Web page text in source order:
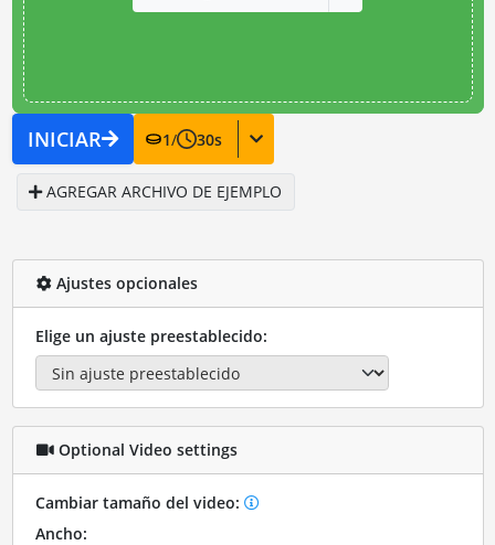
INICIAR 1/ 30s
AGREGAR ARCHIVO DE EJEMPLO
Ajustes opcionales
Elige un ajuste preestablecido:
Optional Video settings
Cambiar tamaño del video:
Ancho: